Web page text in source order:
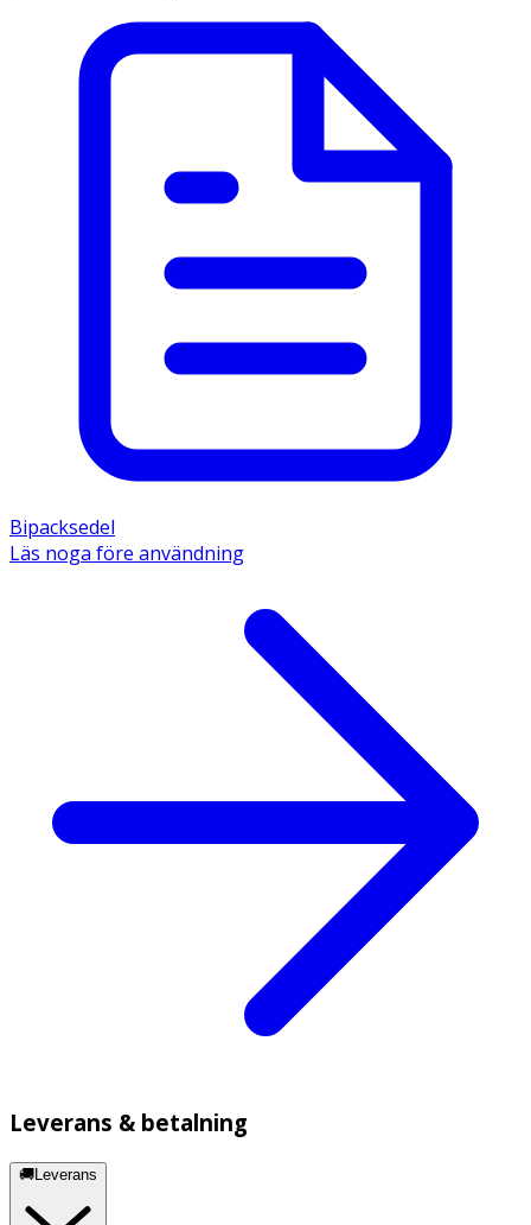
Bipacksedel
Läs noga före användning
Leverans & betalning
🚚Leverans